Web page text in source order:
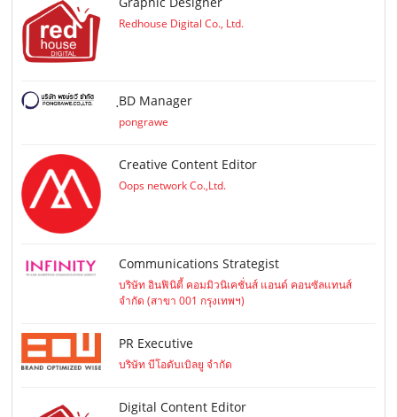
Redhouse Digital Co., Ltd.
ฺBD Manager
pongrawe
Creative Content Editor
Oops network Co.,Ltd.
Communications Strategist
บริษัท อินฟินิตี้ คอมมิวนิเคชั่นส์ แอนด์ คอนซัลแทนส์
จำกัด (สาขา 001 กรุงเทพฯ)
PR Executive
บริษัท บีโอดับเบิลยู จำกัด
Digital Content Editor